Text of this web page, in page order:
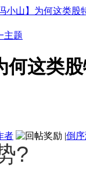
小山】为何这类股
何这类
者 |倒
?